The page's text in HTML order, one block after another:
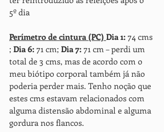
5º dia
Perímetro de cintura (PC) Dia 1: 74 cms
; Dia 6: 71 cm; Dia 7: 71 cm – perdi um
total de 3 cms, mas de acordo com o
meu biótipo corporal também já não
poderia perder mais. Tenho noção que
estes cms estavam relacionados com
alguma distensão abdominal e alguma
gordura nos flancos.